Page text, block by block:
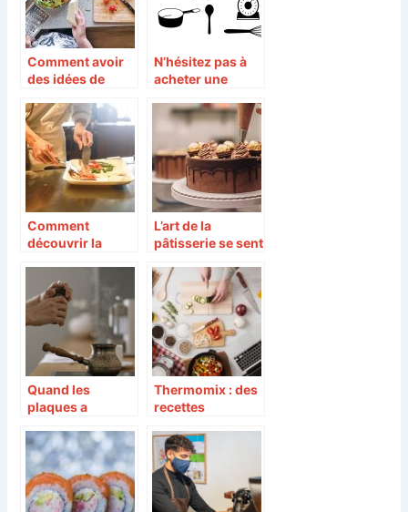
Comment avoir
des idées de
N’hésitez pas à
acheter une
de batteries de
cuisine
Comment
découvrir la
mondiale ?
L’art de la
pâtisserie se sent
du gâteau
Quand les
plaques a
s’invitent a la
cuisine !
Thermomix : des
recettes
émerveiller vos
papilles